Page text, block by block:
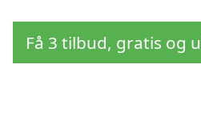
Få 3 tilbud, gratis og